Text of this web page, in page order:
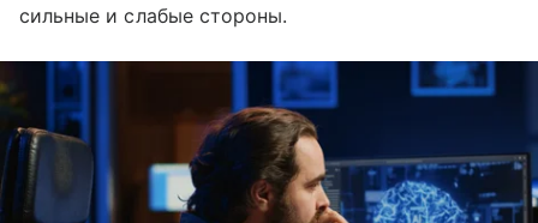
сильные и слабые стороны.